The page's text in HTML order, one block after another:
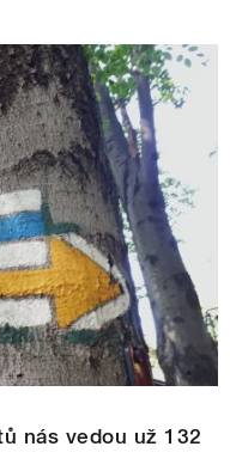
nás vedou už 132